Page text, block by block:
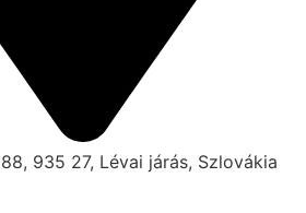
935 27, Lévai járás, Szlovákia